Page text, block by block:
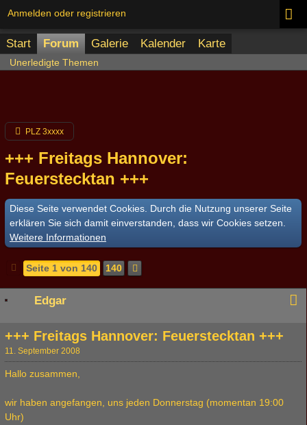
Anmelden oder registrieren
Start Forum Galerie Kalender Karte
Unerledigte Themen
PLZ 3xxxx
+++ Freitags Hannover:
Feuerstecktan +++
Diese Seite verwendet Cookies. Durch die Nutzung unserer Seite
erklären Sie sich damit einverstanden, dass wir Cookies setzen.
Weitere Informationen
Seite 1 von 140 140
Edgar
+++ Freitags Hannover: Feuerstecktan +++
11. September 2008
Hallo zusammen,
wir haben angefangen, uns jeden Donnerstag (momentan 19:00
Uhr)